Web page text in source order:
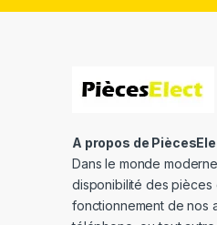
A propos de
Dans le monde
disponibilité des pièces
fonctionnement de nos